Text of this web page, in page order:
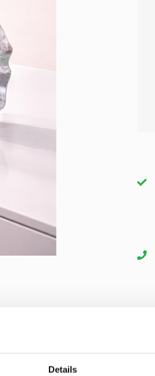
Details
zu genießen. Es strahlt
Objekt sanft funkeln,